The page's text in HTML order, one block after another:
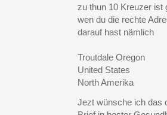
zu thun 10 Kreuzer ist
wen du die rechte
darauf hast nämlich
Troutdale Oregon
United States
North Amerika
Jezt wünsche ich das